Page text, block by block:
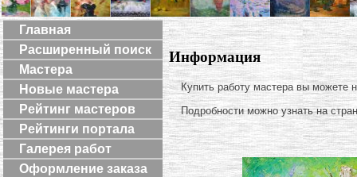
Главная
Расширенный поиск
Мастера
Новые мастера
Рейтинг мастеров
Рейтинги портала
Галерея работ
Оформление заказа
Информация
Купить работу мастера вы можете
Подробности можно узнать на